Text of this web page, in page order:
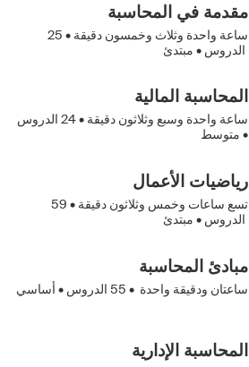
مقدمة في المحاسبة
ساعة واحدة وثلاث وخمسون دقيقة • 25
الدروس • مبتدئ
المحاسبة المالية
ساعة واحدة وسبع وثلاثون دقيقة •24 الدروس
• متوسط
رياضيات الأعمال
تسع ساعات وخمس وثلاثون دقيقة • 59
الدروس • مبتدئ
مبادئ المحاسبة
ساعتان ودقيقة واحدة • 55 الدروس • أساسي
المحاسبة الإدارية